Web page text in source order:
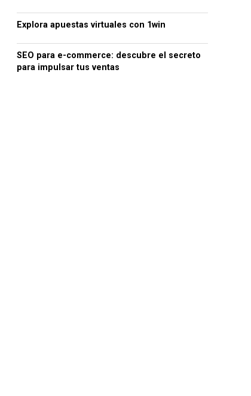
Explora apuestas virtuales con 1win
SEO para e-commerce: descubre el secreto
para impulsar tus ventas